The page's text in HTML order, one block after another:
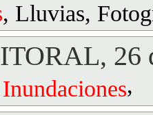
, Lluvias,
26
Inundaciones,